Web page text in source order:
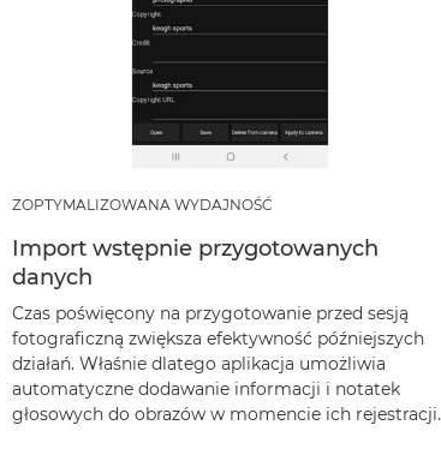
ZOPTYMALIZOWANA WYDAJNOŚĆ
Import wstępnie przygotowanych
danych
Czas poświęcony na przygotowanie przed sesją
fotograficzną zwiększa efektywność późniejszych
działań. Właśnie dlatego aplikacja umożliwia
automatyczne dodawanie informacji i notatek
głosowych do obrazów w momencie ich rejestracji.